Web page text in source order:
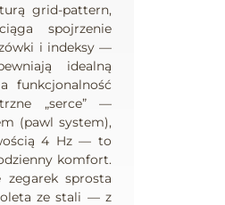
grid-pattern,
spojrzenie
i indeksy —
idealną
funkcjonalność
„serce” —
(pawl system),
4 Hz — to
komfort.
sprosta
ze stali — z